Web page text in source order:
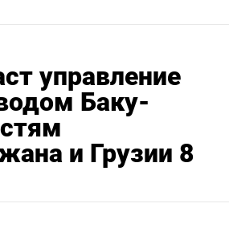
управление
Баку-
и Грузии 8